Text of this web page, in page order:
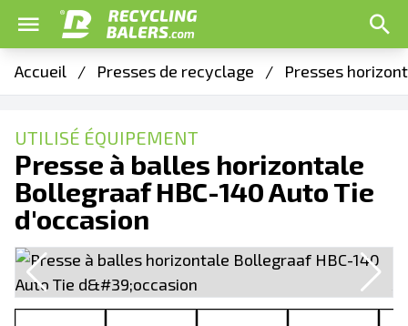
Accueil / Presses de recyclage / Presses
UTILISÉ ÉQUIPEMENT
Presse à balles horizontale
Bollegraaf HBC-140 Auto Tie
d'occasion